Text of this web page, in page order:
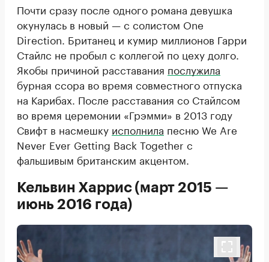
Почти сразу после одного романа девушка
окунулась в новый — с солистом One
Direction. Британец и кумир миллионов Гарри
Стайлс не пробыл с коллегой по цеху долго.
Якобы причиной расставания послужила
бурная ссора во время совместного отпуска
на Карибах. После расставания со Стайлсом
во время церемонии «Грэмми» в 2013 году
Свифт в насмешку исполнила песню We Are
Never Ever Getting Back Together с
фальшивым британским акцентом.
Кельвин Харрис (март 2015 —
июнь 2016 года)